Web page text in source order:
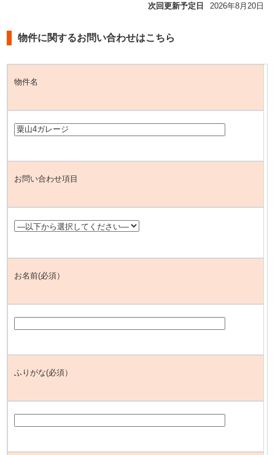
次回更新予定日
2026年8月20日
物件に関するお問い合わせはこちら
物件名
お問い合わせ項目
お名前(必須）
ふりがな(必須）